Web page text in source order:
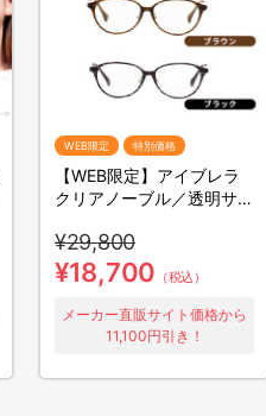
WEB限定 特別価格
【WEB限定】アイブレラ
クリアノーブル／透明サン
ルーライトカット／目の健
康
¥29,800
¥18,700 （税込）
メーカー直販サイト価格から
11,100円引き！